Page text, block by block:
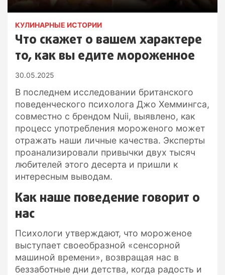
КУЛИНАРНЫЕ ИСТОРИИ
Что скажет о вашем характере
то, как вы едите мороженное
30.05.2025
В последнем исследовании британского
поведенческого психолога Джо Хеммингса,
совместно с брендом Nuii, выявлено, как
процесс употребления мороженого может
отражать наши личные качества. Эксперты
проанализировали привычки двух тысяч
любителей этого десерта и пришли к
интересным выводам.
Как наше поведение говорит о
нас
Психологи утверждают, что мороженое
выступает своеобразной «сенсорной
машиной времени», возвращая нас в
беззаботные дни детства, когда радость и